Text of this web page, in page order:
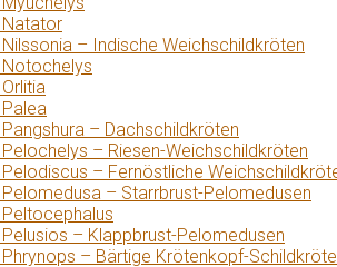
Natator
– Indische Weichschildkröten
– Dachschildkröten
– Riesen-Weichschildkröten
– Fernöstliche
– Starrbrust-Pelomedusen
– Klappbrust-Pelomedusen
– Bärtige Krötenkopf-